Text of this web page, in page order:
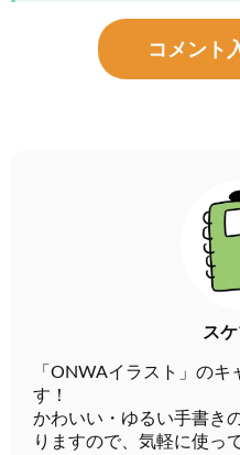
コメント
ス
「ONWAイラスト」の
す！
かわいい・ゆるい手書き
りますので、気軽に使っ